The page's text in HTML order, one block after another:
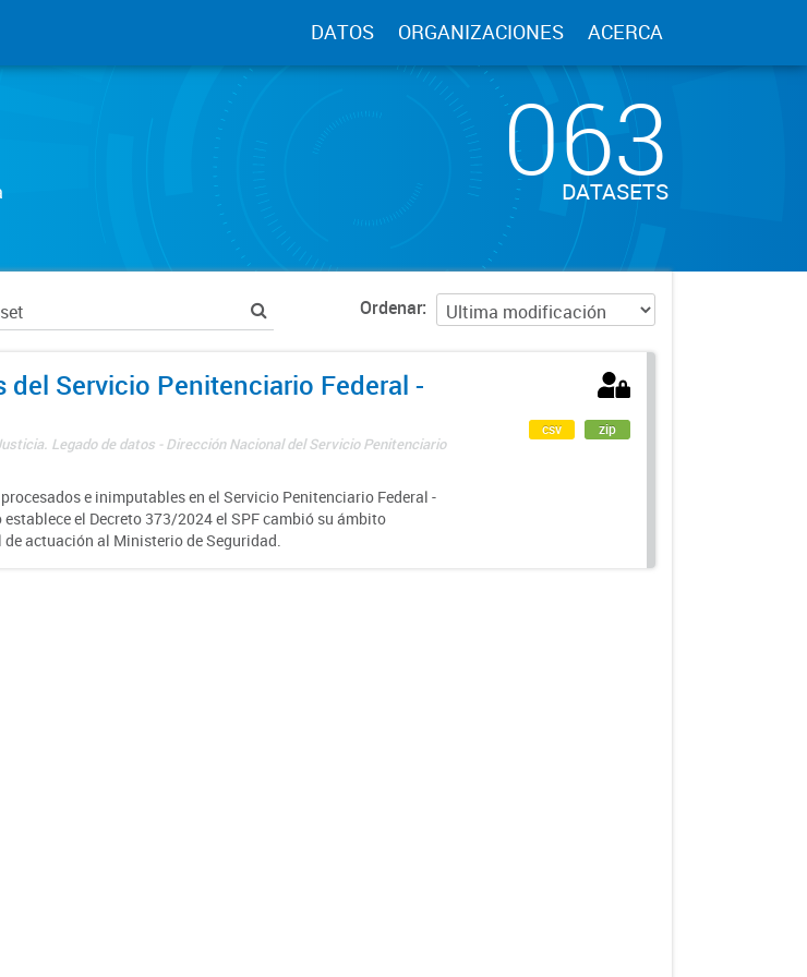
DATOS ORGANIZACIONES ACERCA
063
DATASETS
Ordenar
del Servicio Penitenciario Federal -
Legado de datos - Dirección Nacional del Servicio Penitenciario
e inimputables en el Servicio Penitenciario Federal -
establece el Decreto 373/2024 el SPF cambió su ámbito
actuación al Ministerio de Seguridad.
csv zip